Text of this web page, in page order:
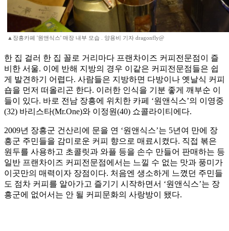
▲장흥카페 '원앤식스' 매장 내부 모습 . 양용비 기자 dragonfly@
한 집 걸러 한 집 꼴로 거리마다 프랜차이즈 커피전문점이 즐
비한 서울. 이에 반해 지방의 경우 이같은 커피전문점들은 쉽
게 발견하기 어렵다. 사람들은 지방하면 다방이나 옛날식 커피
숍을 먼저 떠올리곤 한다. 이러한 인식을 기분 좋게 깨부순 이
들이 있다. 바로 전남 장흥에 위치한 카페 ‘원앤식스’의 이영중
(32) 바리스타(Mr.One)와 이정원(40) 쇼콜라이티에다.
2009년 장흥군 건산리에 문을 연 ‘원앤식스’는 5년여 만에 장
흥군 주민들을 감미로운 커피 향으로 매료시켰다. 직접 볶은
원두를 사용하고 초콜릿과 와플 등을 손수 만들어 판매하는 등
일반 프랜차이즈 커피전문점에서는 느낄 수 없는 맛과 풍미가
이곳만의 매력이자 장점이다. 처음엔 생소하게 느꼈던 주민들
도 점차 커피를 알아가고 즐기기 시작하면서 ‘원앤식스’는 장
흥군에 없어서는 안 될 커피문화의 사랑방이 됐다.